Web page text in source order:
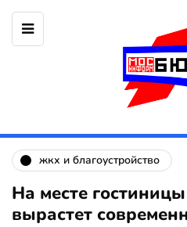
жкх и благоустройство
На месте
вырастет